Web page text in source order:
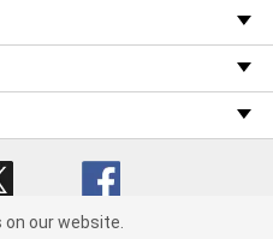
clicking "Accept", you consent
on our website.